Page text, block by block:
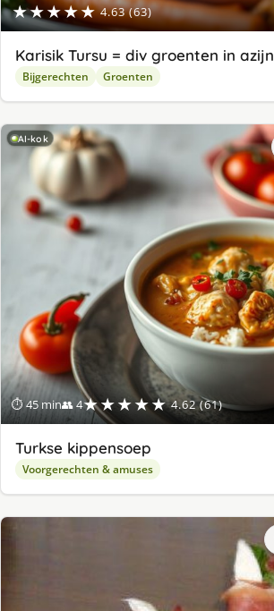
★★★★★ 4.63 (63)
Karisik Tursu = div groenten in azijn
Bijgerechten Groenten
AI-kok
⏱ 45 min👥 4★★★★★ 4.62 (61)
Turkse kippensoep
Voorgerechten & amuses